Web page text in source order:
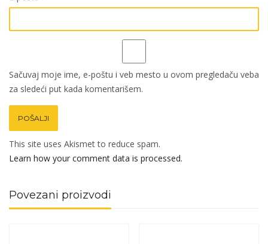
Sačuvaj moje ime, e-poštu i veb mesto u ovom pregledaču veba
za sledeći put kada komentarišem.
This site uses Akismet to reduce spam.
Learn how your comment data is processed.
Povezani proizvodi